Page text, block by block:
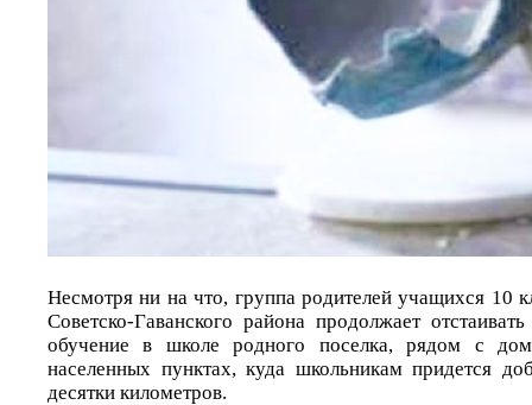
Несмотря ни на что, группа родителей учащихся 10
Советско-Гаванского района продолжает
обучение в школе родного поселка, рядом с
населенных пунктах, куда школьникам придется
десятки километров.